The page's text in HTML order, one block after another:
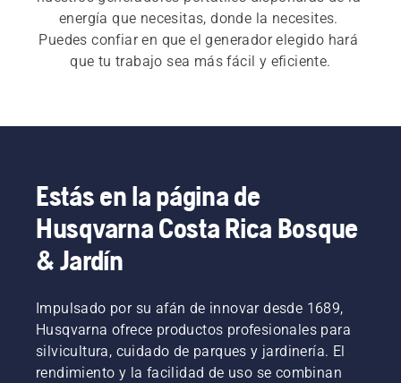
energía que necesitas, donde la necesites.
Puedes confiar en que el generador elegido hará
que tu trabajo sea más fácil y eficiente.
Estás en la página de
Husqvarna Costa Rica Bosque
& Jardín
Impulsado por su afán de innovar desde 1689,
Husqvarna ofrece productos profesionales para
silvicultura, cuidado de parques y jardinería. El
rendimiento y la facilidad de uso se combinan